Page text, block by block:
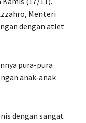
Menteri
dengan atlet
pura-pura
anak-anak
dengan sangat